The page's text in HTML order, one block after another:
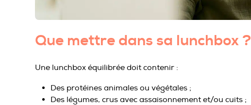
Que mettre dans sa lunchbox ?
Une lunchbox équilibrée doit contenir :
Des protéines animales ou végétales ;
Des légumes, crus avec assaisonnement et/ou cuits ;